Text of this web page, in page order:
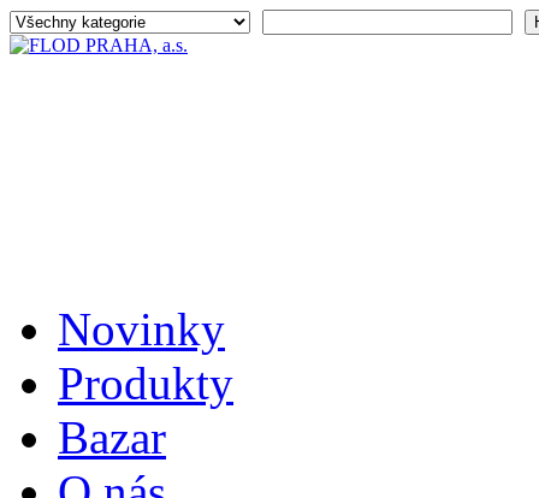
Novinky
Produkty
Bazar